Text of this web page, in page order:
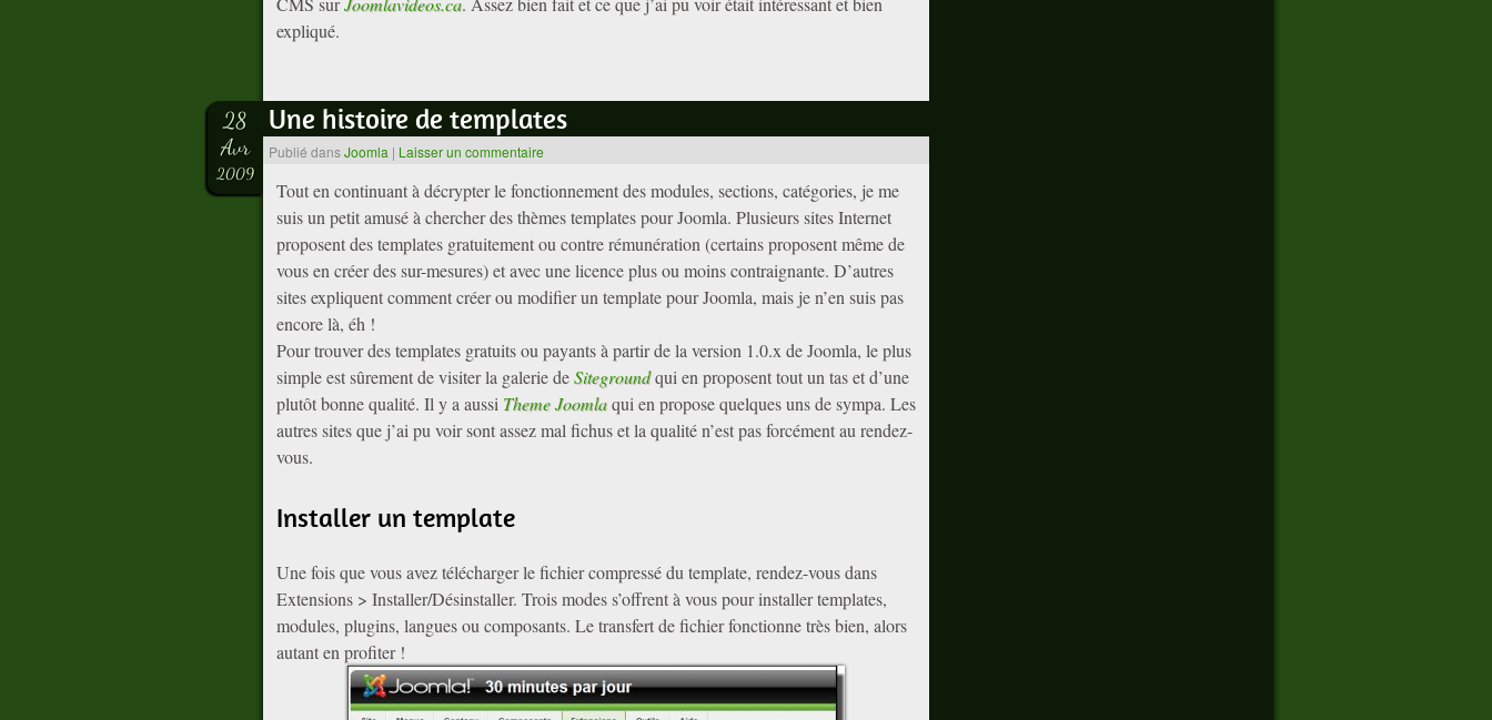
expliqué.
Une histoire de templates
Publié dansJoomla | Laisser un commentaire
28
Avr
2009
Tout en continuant à décrypter le fonctionnement des modules, sections, catégories, je me
suis un petit amusé à chercher des thèmes templates pour Joomla. Plusieurs sites Internet
proposent des templates gratuitement ou contre rémunération (certains proposent même de
vous en créer des sur-mesures) et avec une licence plus ou moins contraignante. D’autres
sites expliquent comment créer ou modifier un template pour Joomla, mais je n’en suis pas
encore là, éh !
Pour trouver des templates gratuits ou payants à partir de la version 1.0.x de Joomla, le plus
simple est sûrement de visiter la galerie deSitegroundqui en proposent tout un tas et d’une
plutôt bonne qualité. Il y a aussi Theme Joomlaqui en propose quelques uns de sympa. Les
autres sites que j’ai pu voir sont assez mal fichus et la qualité n’est pas forcément au rendez-
vous.
Installer un template
Une fois que vous avez télécharger le fichier compressé du template, rendez-vous dans
Extensions > Installer/Désinstaller. Trois modes s’offrent à vous pour installer templates,
modules, plugins, langues ou composants. Le transfert de fichier fonctionne très bien, alors
autant en profiter !